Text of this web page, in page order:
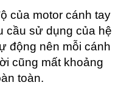
của motor cánh tay
cầu sử dụng của hệ
động nên mỗi cánh
cũng mất khoảng
toàn.